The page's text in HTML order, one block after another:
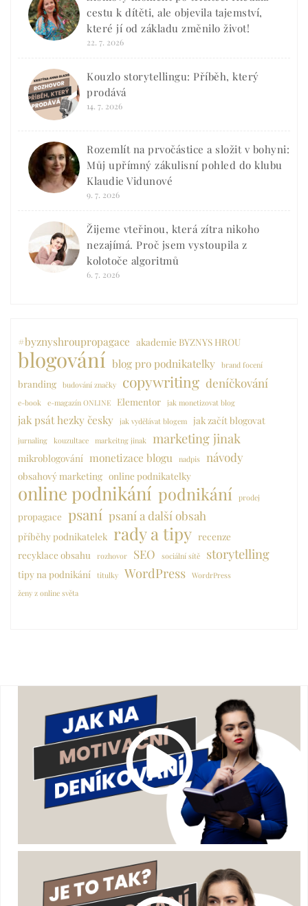
cestu k dítěti, ale objevila tajemství,
které jí od základu změnilo život!
22. 7. 2026
Kouzlo storytellingu: Příběh, který
prodává
14. 7. 2026
Rozemlít na prvočástice a složit v bohyni:
Můj upřímný zákulisní pohled do klubu
Klaudie Vidunové
9. 7. 2026
Žijeme vteřinou, která zítra nikoho
nezajímá. Proč jsem vystoupila z
kolotoče algoritmů
6. 7. 2026
#byznyshroupropagace akademie BYZNYS HROU
blogování blog pro podnikatelky brand focení
branding budování značky copywriting deníčkování
e-book e-magazín ONLINE Elementor jak monetizovat blog
jak psát hezky česky jak vydělávat blogem jak začít blogovat
jurnaling kouzultace markeitng jinak marketing jinak
mikroblogování monetizace blogu nadpis návody
obsahový marketing online podnikatelky
online podnikání podnikání prodej
propagace psaní psaní a další obsah
příběhy podnikatelek rady a tipy recenze
recyklace obsahu
rozhovor SEO sociální sítě storytelling
tipy na podnikání titulky WordPress WordrPress
ženy z online světa